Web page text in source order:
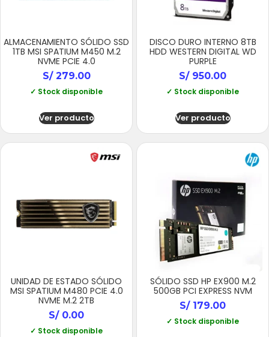
ALMACENAMIENTO SÓLIDO SSD
1TB MSI SPATIUM M450 M.2
NVME PCIE 4.0
S/279.00
✓ Stock disponible
Ver producto
DISCO DURO INTERNO 8TB
HDD WESTERN DIGITAL WD
PURPLE
S/950.00
✓ Stock disponible
Ver producto
UNIDAD DE ESTADO SÓLIDO
MSI SPATIUM M480 PCIE 4.0
NVME M.2 2TB
S/0.00
✓ Stock disponible
SÓLIDO SSD HP EX900 M.2
500GB PCI EXPRESS NVM
S/179.00
✓ Stock disponible